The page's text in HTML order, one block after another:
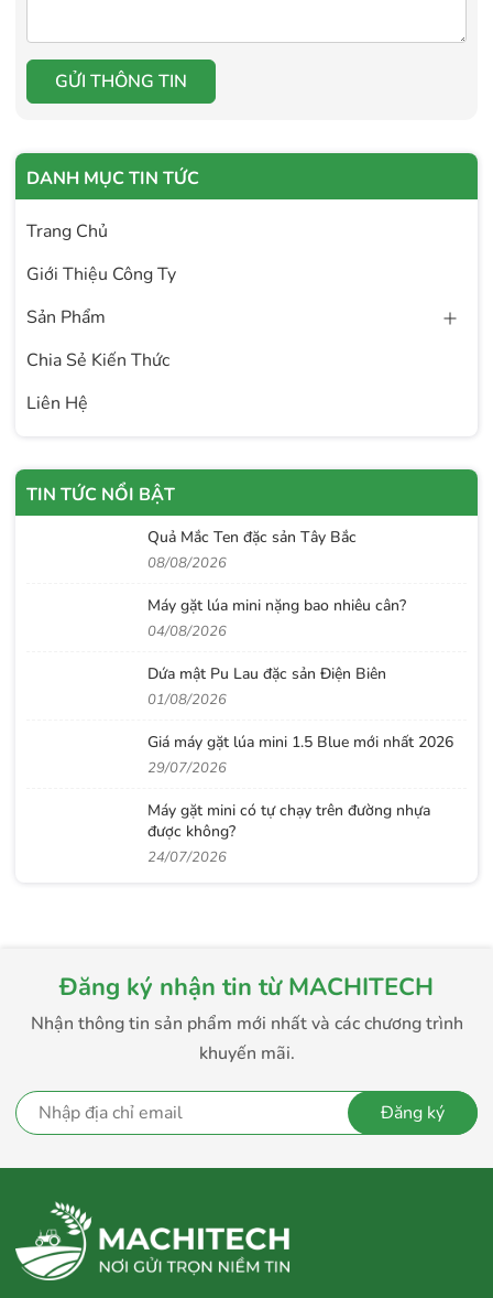
GỬI THÔNG TIN
DANH MỤC TIN TỨC
Trang Chủ
Giới Thiệu Công Ty
Sản Phẩm
Chia Sẻ Kiến Thức
Liên Hệ
TIN TỨC NỔI BẬT
Quả Mắc Ten đặc sản Tây Bắc
08/08/2026
Máy gặt lúa mini nặng bao nhiêu cân?
04/08/2026
Dứa mật Pu Lau đặc sản Điện Biên
01/08/2026
Giá máy gặt lúa mini 1.5 Blue mới nhất 2026
29/07/2026
Máy gặt mini có tự chạy trên đường nhựa
được không?
24/07/2026
Đăng ký nhận tin từ MACHITECH
Nhận thông tin sản phẩm mới nhất và các chương trình
khuyến mãi.
Đăng ký